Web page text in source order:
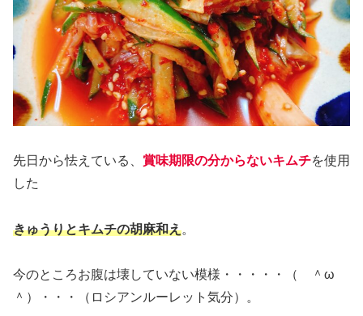
先日から怯えている、 賞味期限の分からないキムチを使用
した
きゅうりとキムチの胡麻和え。
今のところお腹は壊していない模様・・・・・（ ＾ω
＾）・・・（ロシアンルーレット気分）。